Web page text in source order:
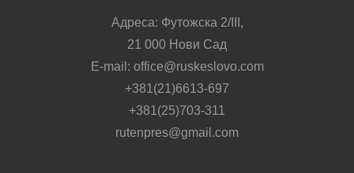
Адреса: Футожска 2/III,
21 000 Нови Сад
E-mail: office@ruskeslovo.com
+381(21)6613-697
+381(25)703-311
rutenpres@gmail.com